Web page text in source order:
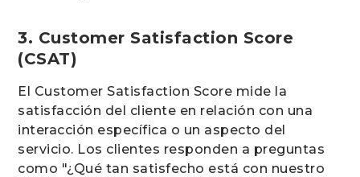
3. Customer Satisfaction Score
(CSAT)
El Customer Satisfaction Score mide la
satisfacción del cliente en relación con una
interacción específica o un aspecto del
servicio. Los clientes responden a preguntas
como "¿Qué tan satisfecho está con nuestro